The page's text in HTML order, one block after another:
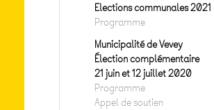
Elections communales 2021
Programme
Municipalité de Vevey
Élection complémentaire
21 juin et 12 juillet 2020
Programme
Appel de soutien